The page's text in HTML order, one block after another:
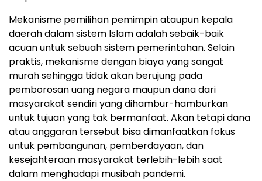
Mekanisme pemilihan pemimpin ataupun kepala
daerah dalam sistem Islam adalah sebaik-baik
acuan untuk sebuah sistem pemerintahan. Selain
praktis, mekanisme dengan biaya yang sangat
murah sehingga tidak akan berujung pada
pemborosan uang negara maupun dana dari
masyarakat sendiri yang dihambur-hamburkan
untuk tujuan yang tak bermanfaat. Akan tetapi dana
atau anggaran tersebut bisa dimanfaatkan fokus
untuk pembangunan, pemberdayaan, dan
kesejahteraan masyarakat terlebih-lebih saat
dalam menghadapi musibah pandemi.